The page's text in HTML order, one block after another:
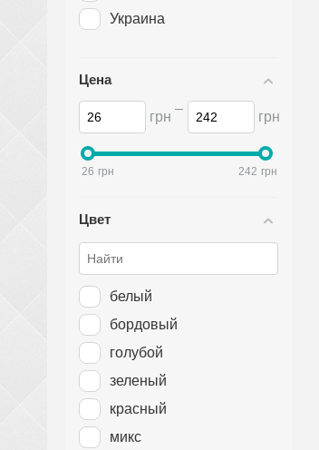
52-60
54-62
56-58
56-64
58-62
5XL-10XL
5XL-6XL
5XL-7XL
5XL-8XL
60-62
7XL-10XL
8XL-10XL
L
L-2XL
Украина
Цена
грн
–
грн
26 грн 242 грн
Цвет
белый
бордовый
голубой
зеленый
красный
микс